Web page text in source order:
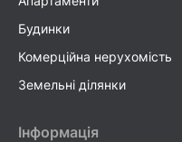
Будинки
Комерційна нерухомість
Земельні ділянки
Інформація